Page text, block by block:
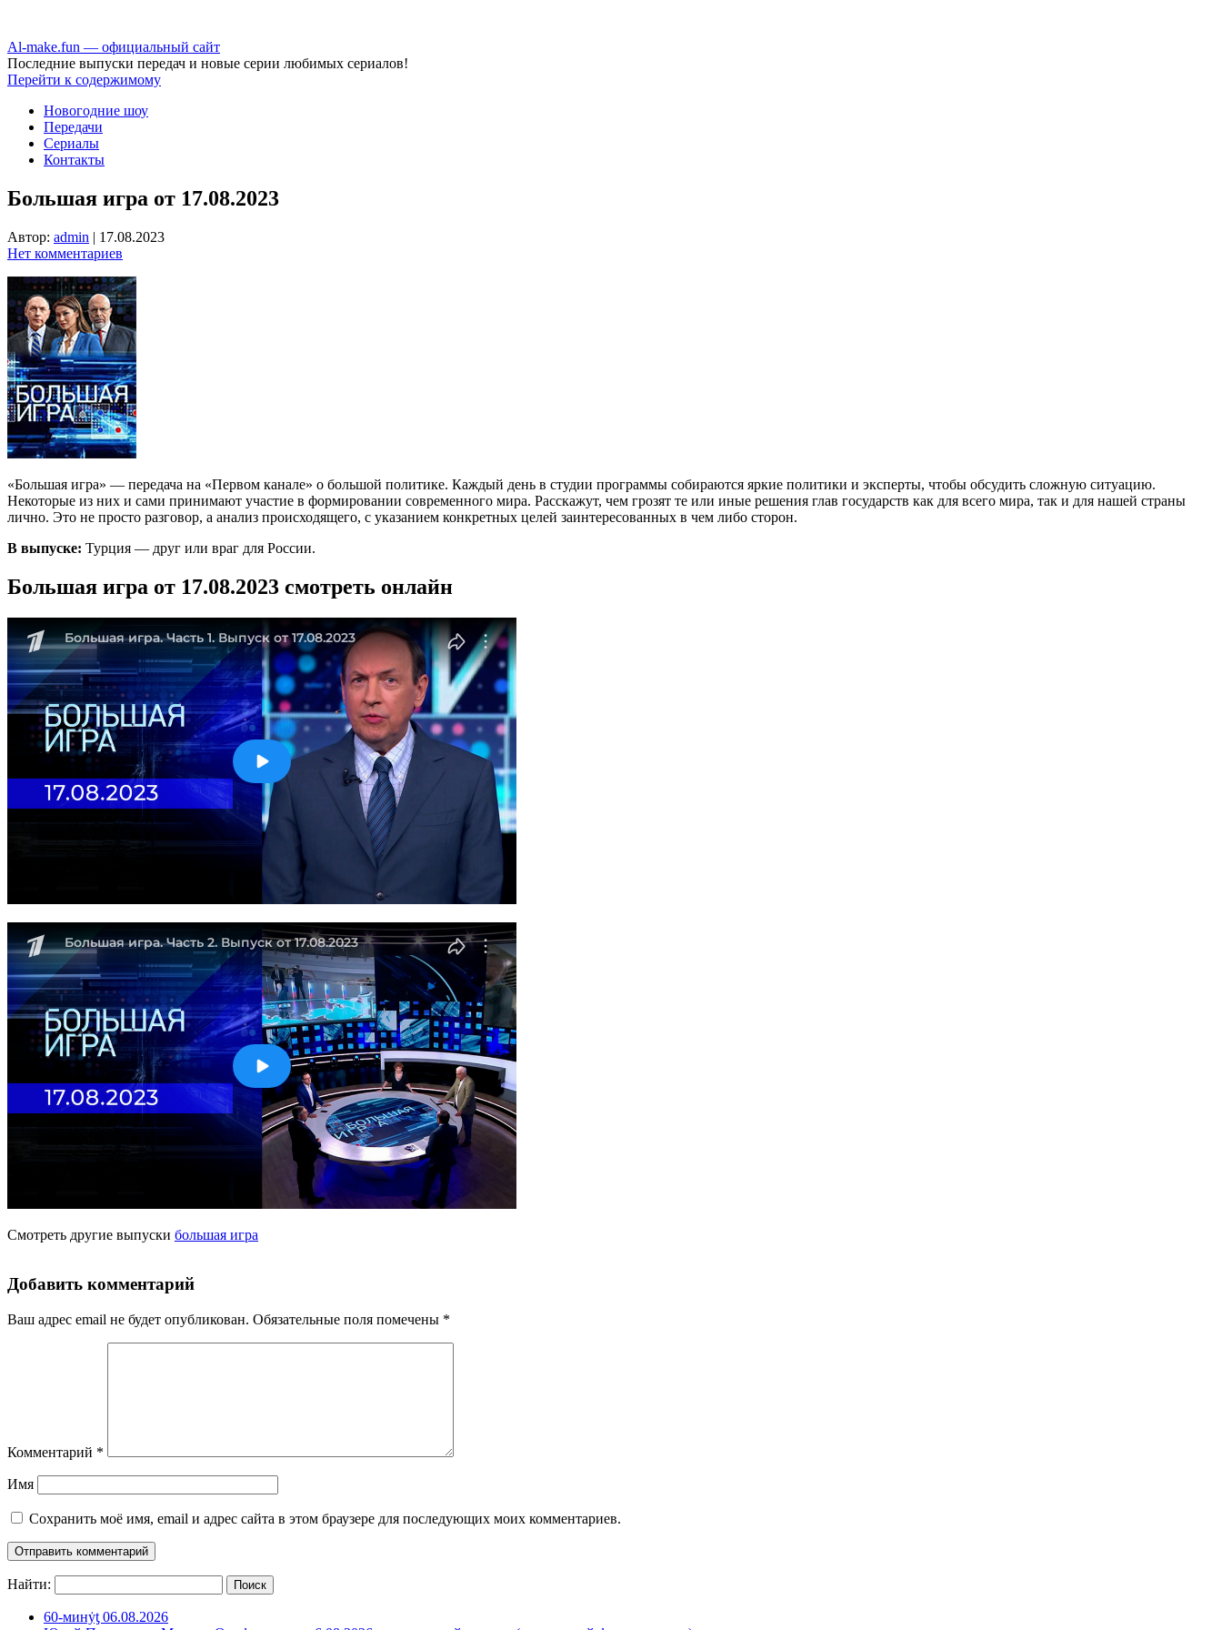
Аl-make.fun — официальный сайт
Последние выпуски передач и новые серии любимых сериалов!
Перейти к содержимому
Новогодние шоу
Передачи
Сериалы
Контакты
Большая игра от 17.08.2023
Автор: admin | 17.08.2023
Нет комментариев
«Большая игра» — передача на «Первом канале» о большой политике. Каждый день в студии программы собираются яркие политики и эксперты, чтобы обсудить сложную ситуацию.
Некоторые из них и сами принимают участие в формировании современного мира. Расскажут, чем грозят те или иные решения глав государств как для всего мира, так и для нашей страны
лично. Это не просто разговор, а анализ происходящего, с указанием конкретных целей заинтересованных в чем либо сторон.
В выпуске: Турция — друг или враг для России.
Большая игра от 17.08.2023 смотреть онлайн
Смотреть другие выпуски большая игра
Добавить комментарий
Ваш адрес email не будет опубликован. Обязательные поля помечены *
Комментарий *
Имя
Сохранить моё имя, email и адрес сайта в этом браузере для последующих моих комментариев.
Найти:
60-минẏƫ 06.08.2026